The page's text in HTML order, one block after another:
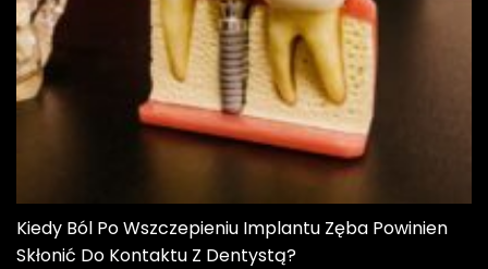
Kiedy Ból Po Wszczepieniu Implantu Zęba Powinien
Skłonić Do Kontaktu Z Dentystą?